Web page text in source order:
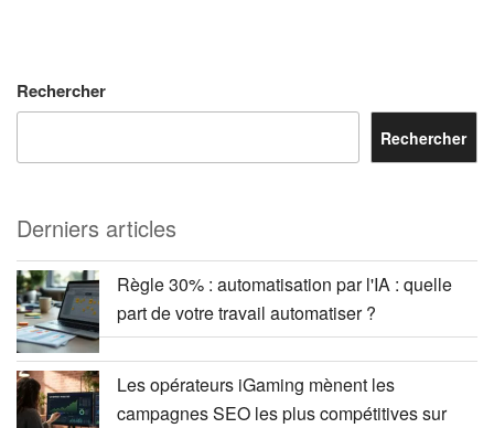
Rechercher
Rechercher
Derniers articles
Règle 30% : automatisation par l'IA : quelle
part de votre travail automatiser ?
Les opérateurs iGaming mènent les
campagnes SEO les plus compétitives sur